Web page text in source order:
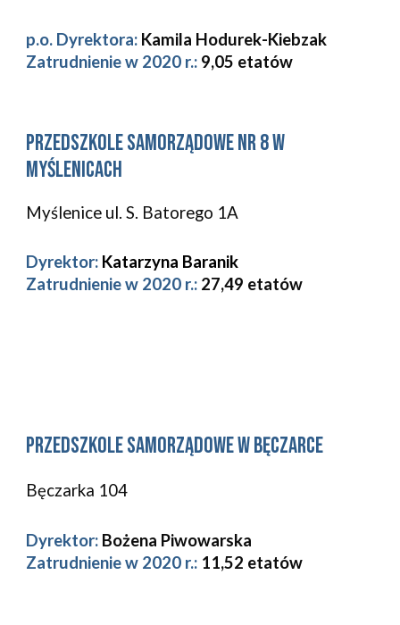
p.o. Dyrektora: Kamila Hodurek-Kiebzak
Zatrudnienie w 2020 r.: 9,05 etatów
Przedszkole Samorządowe Nr 8 w
Myślenicach
Myślenice ul. S. Batorego 1A
Dyrektor: Katarzyna Baranik
Zatrudnienie w 2020 r.: 27,49 etatów
Przedszkole Samorządowe w Bęczarce
Bęczarka 104
Dyrektor: Bożena Piwowarska
Zatrudnienie w 2020 r.: 11,52 etatów